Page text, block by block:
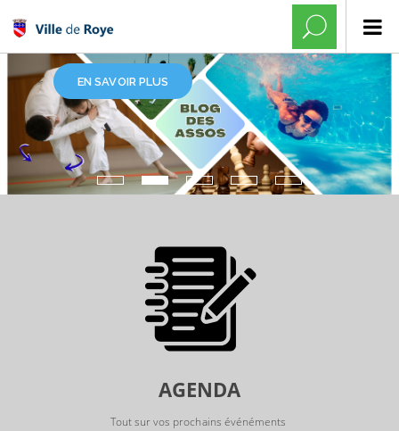
EN SAVOIR PLUS
AGENDA
Tout sur vos prochains événéments